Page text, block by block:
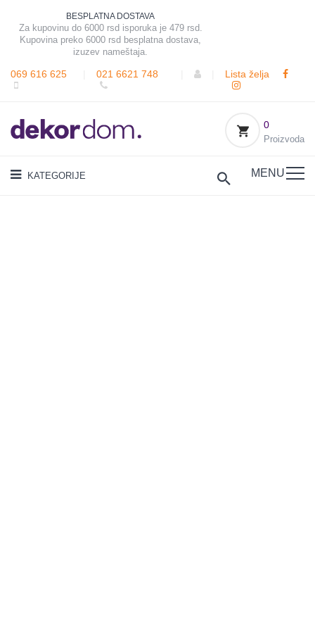
BESPLATNA DOSTAVA
Za kupovinu do 6000 rsd isporuka je 479 rsd.
Kupovina preko 6000 rsd besplatna dostava,
izuzev nameštaja.
069 616 625 021 6621 748 Lista želja
0
Proizvoda
KATEGORIJE MENU